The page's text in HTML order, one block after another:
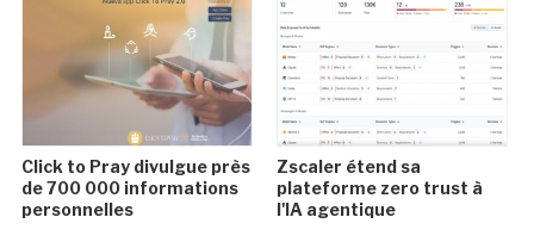
Click to Pray divulgue près
de 700 000 informations
personnelles
Zscaler étend sa
plateforme zero trust à
l'IA agentique